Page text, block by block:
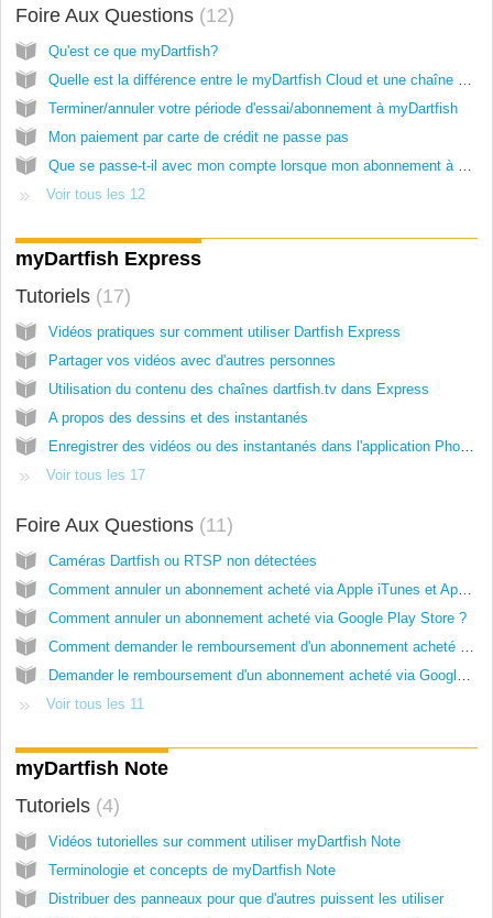
Foire Aux Questions 12
Qu'est ce que myDartfish?
Quelle est la différence entre le myDartfish Cloud et une chaîne dartfish.tv ?
Terminer/annuler votre période d'essai/abonnement à myDartfish
Mon paiement par carte de crédit ne passe pas
Que se passe-t-il avec mon compte lorsque mon abonnement à myDartfish prend fin ?
Voir tous les 12
myDartfish Express
Tutoriels 17
Vidéos pratiques sur comment utiliser Dartfish Express
Partager vos vidéos avec d'autres personnes
Utilisation du contenu des chaînes dartfish.tv dans Express
A propos des dessins et des instantanés
Enregistrer des vidéos ou des instantanés dans l'application Photos
Voir tous les 17
Foire Aux Questions 11
Caméras Dartfish ou RTSP non détectées
Comment annuler un abonnement acheté via Apple iTunes et App Stores ?
Comment annuler un abonnement acheté via Google Play Store ?
Comment demander le remboursement d'un abonnement acheté via Apple iTunes et App Stores ?
Demander le remboursement d'un abonnement acheté via Google Play
Voir tous les 11
myDartfish Note
Tutoriels 4
Vidéos tutorielles sur comment utiliser myDartfish Note
Terminologie et concepts de myDartfish Note
Distribuer des panneaux pour que d'autres puissent les utiliser